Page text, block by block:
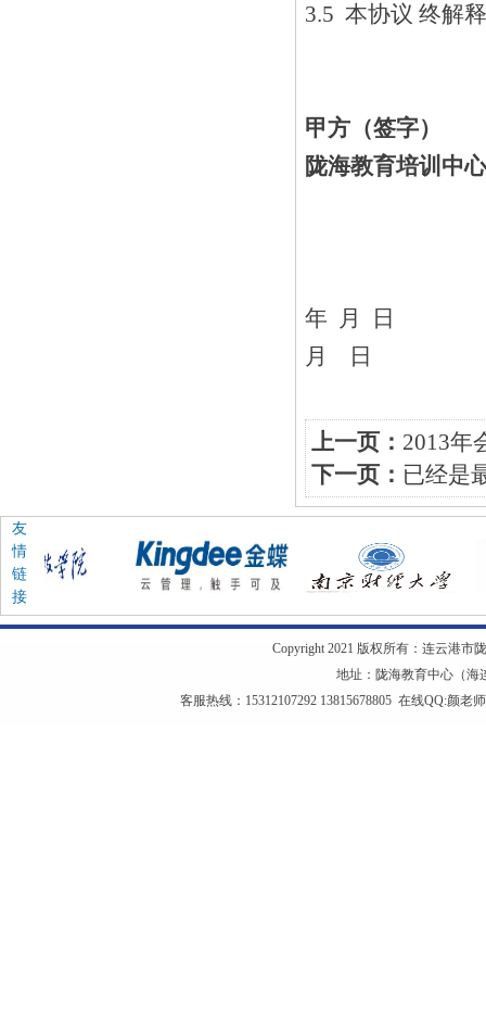
3.5 本协议 终解
甲
陇海教育培训中心
年
月 日
上一页： 2013年
下一页： 已经是
友
情
链
接
Copyright 2021 版权所有：连云港市
地址：陇海教育中心（海
客服热线：15312107292 13815678805 在线QQ:颜老师